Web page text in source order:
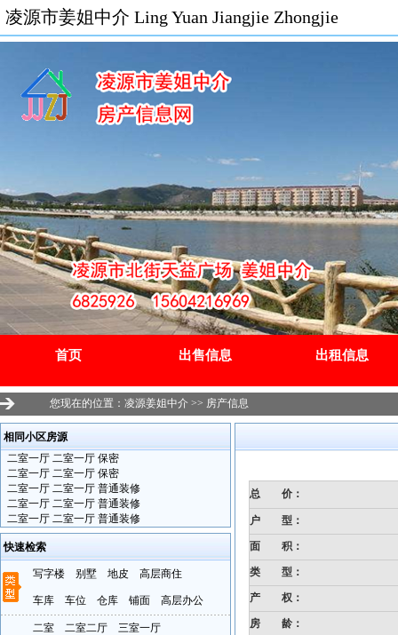
凌源市姜姐中介 Ling Yuan Jiangjie Zhongjie
首页 出售信息 出租信息
您现在的位置： 凌源姜姐中介 >> 房产信息
相同小区房源
二室一厅 二室一厅 保密
二室一厅 二室一厅 保密
二室一厅 二室一厅 普通装修
二室一厅 二室一厅 普通装修
二室一厅 二室一厅 普通装修
快速检索
写字楼 别墅 地皮 高层商住
车库 车位 仓库 铺面 高层办公
二室 二室二厅 三室一厅
总 价：
户 型：
面 积：
类 型：
产 权：
房 龄 ：